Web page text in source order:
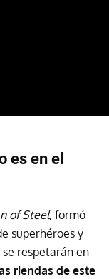
es en el
of Steel, formó
superhéroes y
respetarán en
riendas de este